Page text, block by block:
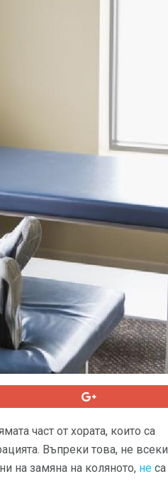
част от хората, които са
Въпреки това, не всеки
на замяна на коляното, не са